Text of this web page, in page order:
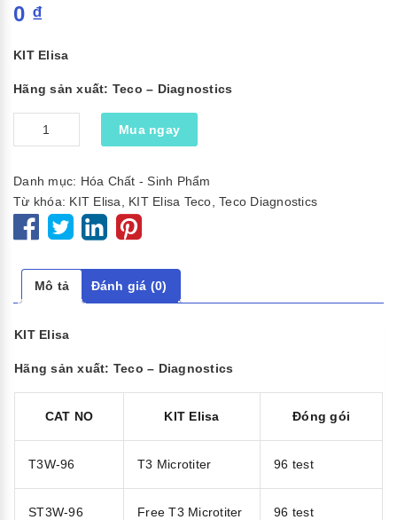
0 ₫
KIT Elisa
Hãng sản xuất: Teco – Diagnostics
lượng
Mua ngay
Danh mục: Hóa Chất - Sinh Phẩm
Từ khóa: KIT Elisa KIT Elisa Teco Teco Diagnostics
Mô tả Đánh giá (0)
KIT Elisa
Hãng sản xuất: Teco – Diagnostics
CAT NO KIT Elisa Đóng gói
T3W-96 T3 Microtiter 96 test
ST3W-96 Free T3 Microtiter 96 test